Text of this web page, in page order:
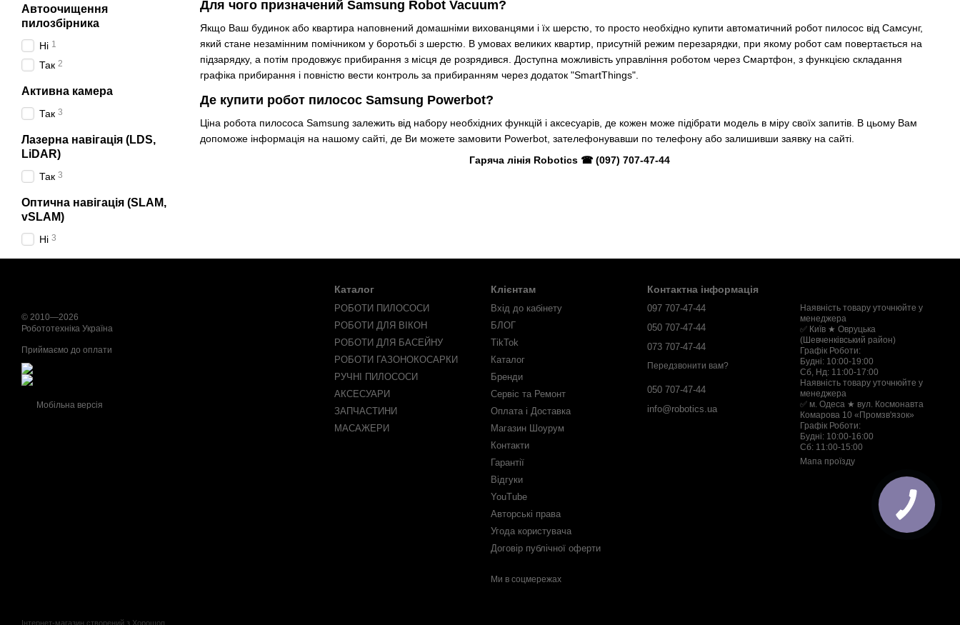
Для чого призначений Samsung Robot Vacuum?
Якщо Ваш будинок або квартира наповнений домашніми вихованцями і їх шерстю, то просто необхідно купити автоматичний робот пилосос від Самсунг,
який стане незамінним помічником у боротьбі з шерстю. В умовах великих квартир, присутній режим перезарядки, при якому робот сам повертається на
підзарядку, а потім продовжує прибирання з місця де розрядився. Доступна можливість управління роботом через Смартфон, з функцією складання
графіка прибирання і повністю вести контроль за прибиранням через додаток "SmartThings".
Де купити робот пилосос Samsung Powerbot?
Ціна робота пилососа Samsung залежить від набору необхідних функцій і аксесуарів, де кожен може підібрати модель в міру своїх запитів. В цьому Вам
допоможе інформація на нашому сайті, де Ви можете замовити Powerbot, зателефонувавши по телефону або залишивши заявку на сайті.
Гаряча лінія Robotics ☎ (097) 707-47-44
Автоочищення
пилозбірника
Ні 1
Так 2
Активна камера
Так 3
Лазерна навігація (LDS,
LiDAR)
Так 3
Оптична навігація (SLAM,
vSLAM)
Ні 3
© 2010—2026
Робототехніка Україна
Приймаємо до оплати
Мобільна версія
Інтернет-магазин створений з Хорошоп
Каталог
РОБОТИ ПИЛОСОСИ
РОБОТИ ДЛЯ ВІКОН
РОБОТИ ДЛЯ БАСЕЙНУ
РОБОТИ ГАЗОНОКОСАРКИ
РУЧНІ ПИЛОСОСИ
АКСЕСУАРИ
ЗАПЧАСТИНИ
МАСАЖЕРИ
Клієнтам
Вхід до кабінету
БЛОГ
TikTok
Каталог
Бренди
Сервіс та Ремонт
Оплата і Доставка
Магазин Шоурум
Контакти
Гарантії
Відгуки
YouTube
Авторські права
Угода користувача
Договір публічної оферти
Ми в соцмережах
Контактна інформація
097 707-47-44
050 707-47-44
073 707-47-44
Передзвонити вам?
050 707-47-44
info@robotics.ua
Наявність товару уточнюйте у
менеджера
✅ Київ ★ Овруцька
(Шевченківський район)
Графік Роботи:
Будні: 10:00-19:00
Сб, Нд: 11:00-17:00
Наявність товару уточнюйте у
менеджера
✅ м. Одеса ★ вул. Космонавта
Комарова 10 «Промзв'язок»
Графік Роботи:
Будні: 10:00-16:00
Сб: 11:00-15:00
Мапа проїзду